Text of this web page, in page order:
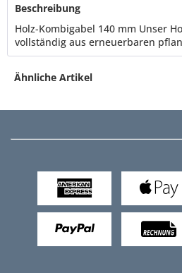
Beschreibung
Holz-Kombigabel 140 mm Unser
vollständig aus erneuerbaren
Ähnliche Artikel